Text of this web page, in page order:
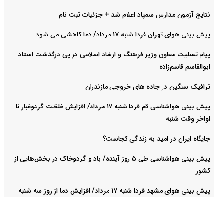
نتایج آزمون مدارس سمپاد اعلام شد + جزئیات ثبت نام
پیش بینی هوای تهران فردا شنبه ۱۷ مرداد/ دما کاهشی می شود
پیام تسلیت معاون وزیر فرهنگ و ارشاد اسلامی در پی درگذشت استاد
ابوالقاسم قاسم‌زاده
ترافیک سنگین در جاده های خروجی مازندران
پیش بینی هواشناسی قم فردا شنبه ۱۷ مرداد/ افزایش غلظت گردوغبار تا
اواخر وقت شنبه
جایگاه ایران در امید به زندگی کجاست؟
پیش بینی هواشناسی طی ۵ روز آینده/ باد و گردوخاک در بخش‌هایی از
کشور
پیش بینی هوای مشهد فردا شنبه ۱۷ مرداد/ افزایش دما از روز سه شنبه